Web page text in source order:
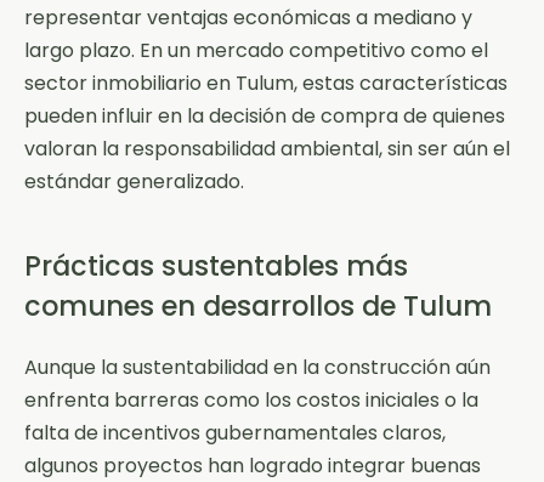
representar ventajas económicas a mediano y
largo plazo. En un mercado competitivo como el
sector inmobiliario en Tulum, estas características
pueden influir en la decisión de compra de quienes
valoran la responsabilidad ambiental, sin ser aún el
estándar generalizado.
Prácticas sustentables más
comunes en desarrollos de Tulum
Aunque la sustentabilidad en la construcción aún
enfrenta barreras como los costos iniciales o la
falta de incentivos gubernamentales claros,
algunos proyectos han logrado integrar buenas